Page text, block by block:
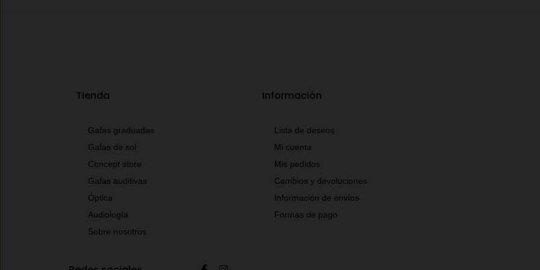
Tienda
Gafas graduadas
Gafas de sol
Concept store
Gafas auditivas
Óptica
Audiología
Sobre nosotros
Información
Lista de deseos
Mi cuenta
Mis pedidos
Cambios y devoluciones
Información de envíos
Formas de pago